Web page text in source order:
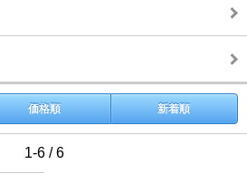
価格順 新着順
1-6 / 6